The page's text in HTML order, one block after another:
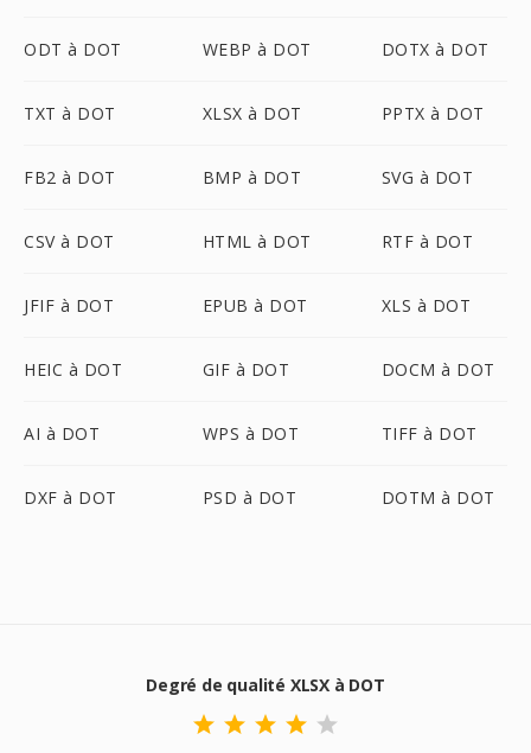
ODT à DOT WEBP à DOT DOTX à DOT
TXT à DOT XLSX à DOT PPTX à DOT
FB2 à DOT BMP à DOT SVG à DOT
CSV à DOT HTML à DOT RTF à DOT
JFIF à DOT EPUB à DOT XLS à DOT
HEIC à DOT GIF à DOT DOCM à DOT
AI à DOT WPS à DOT TIFF à DOT
DXF à DOT PSD à DOT DOTM à DOT
Degré de qualité XLSX à DOT